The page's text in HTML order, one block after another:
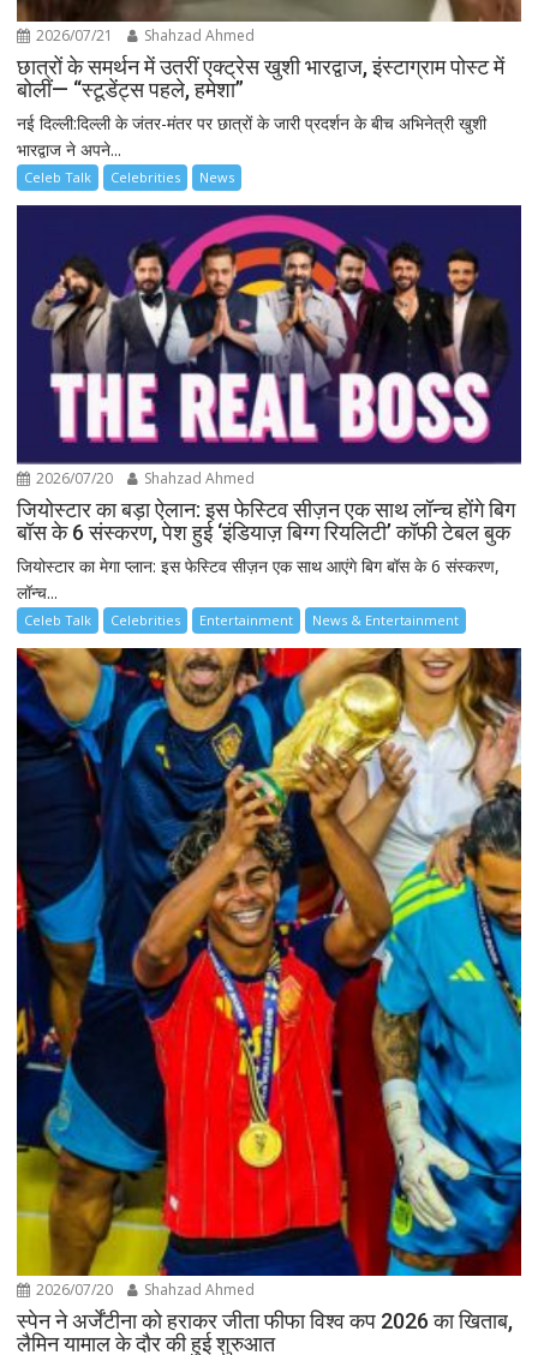
2026/07/21 Shahzad Ahmed
छात्रों के समर्थन में उतरीं एक्ट्रेस खुशी भारद्वाज, इंस्टाग्राम पोस्ट में
बोलीं— “स्टूडेंट्स पहले, हमेशा”
नई दिल्ली:दिल्ली के जंतर-मंतर पर छात्रों के जारी प्रदर्शन के बीच अभिनेत्री खुशी
भारद्वाज ने अपने...
Celeb Talk Celebrities News
2026/07/20 Shahzad Ahmed
जियोस्टार का बड़ा ऐलान: इस फेस्टिव सीज़न एक साथ लॉन्च होंगे बिग
बॉस के 6 संस्करण, पेश हुई ‘इंडियाज़ बिग्ग रियलिटी’ कॉफी टेबल बुक
जियोस्टार का मेगा प्लान: इस फेस्टिव सीज़न एक साथ आएंगे बिग बॉस के 6 संस्करण,
लॉन्च...
Celeb Talk Celebrities Entertainment News & Entertainment
2026/07/20 Shahzad Ahmed
स्पेन ने अर्जेंटीना को हराकर जीता फीफा विश्व कप 2026 का खिताब,
लैमिन यामाल के दौर की हुई शुरुआत